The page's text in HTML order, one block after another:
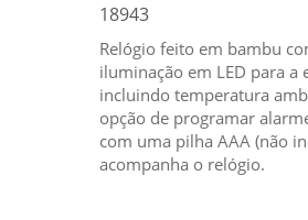
18943
Relógio feito em bambu
iluminação em LED para a
incluindo temperatura
opção de programar
com uma pilha AAA (não
acompanha o relógio.